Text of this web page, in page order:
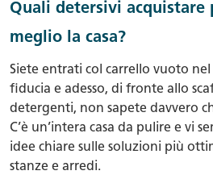
Quali detersivi acquistare
meglio la casa?
Siete entrati col carrello vuoto
fiducia e adesso, di fronte allo
detergenti, non sapete davvero
C’è un’intera casa da pulire e vi
idee chiare sulle soluzioni più
stanze e arredi.